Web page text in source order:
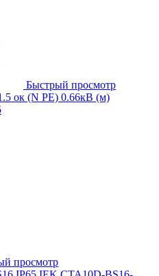
Быстрый просмотр
ок (N PE) 0.66кВ (м)
просмотр